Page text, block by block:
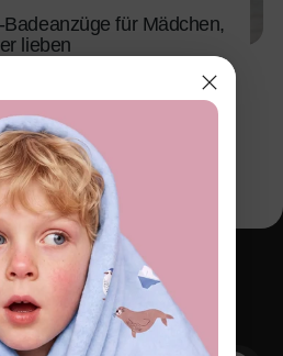
für Mädchen,
lieben
null Spam.